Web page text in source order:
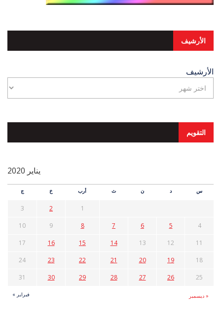
الأرشيف
الأرشيف
التقويم
يناير 2020
س د ن ث أرب خ ج
« ديسمبر فبراير »
1
2
3
4
5
6
7
8
9
10
11
12
13
14
15
16
17
18
19
20
21
22
23
24
25
26
27
28
29
30
31